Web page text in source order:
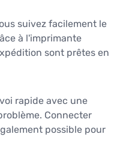
suivez facilement le
à l'imprimante
sont prêtes en
rapide avec une
Connecter
possible pour